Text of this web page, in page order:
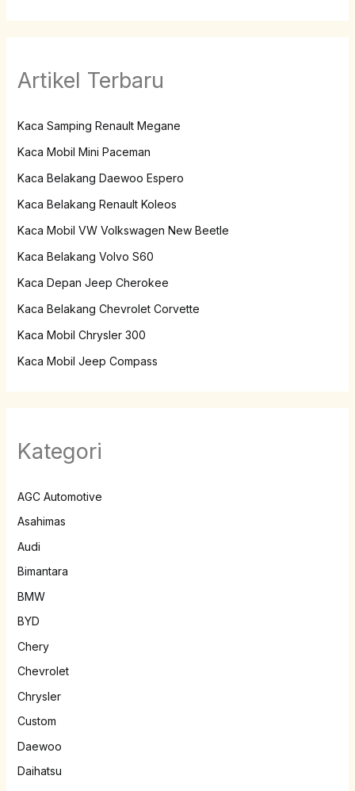
Artikel Terbaru
Kaca Samping Renault Megane
Kaca Mobil Mini Paceman
Kaca Belakang Daewoo Espero
Kaca Belakang Renault Koleos
Kaca Mobil VW Volkswagen New Beetle
Kaca Belakang Volvo S60
Kaca Depan Jeep Cherokee
Kaca Belakang Chevrolet Corvette
Kaca Mobil Chrysler 300
Kaca Mobil Jeep Compass
Kategori
AGC Automotive
Asahimas
Audi
Bimantara
BMW
BYD
Chery
Chevrolet
Chrysler
Custom
Daewoo
Daihatsu